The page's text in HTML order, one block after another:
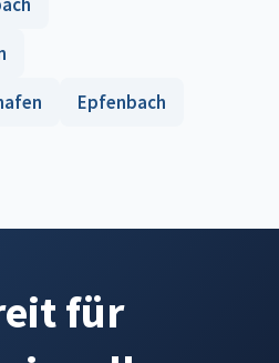
Epfenbach
für